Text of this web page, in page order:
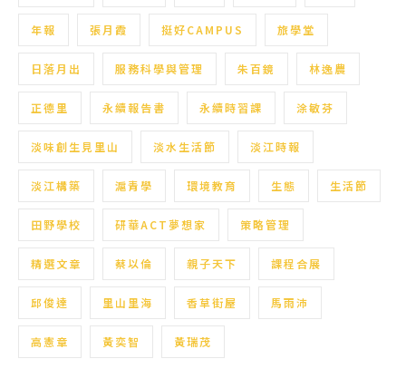
年報 張月霞 挺好CAMPUS 旅學堂
日落月出 服務科學與管理 朱百鏡 林逸農
正德里 永續報告書 永續時習課 涂敏芬
淡味創生見里山 淡水生活節 淡江時報
淡江構築 滬青學 環境教育 生態 生活節
田野學校 研華ACT夢想家 策略管理
精選文章 蔡以倫 親子天下 課程合展
邱俊達 里山里海 香草街屋 馬雨沛
高憲章 黃奕智 黃瑞茂